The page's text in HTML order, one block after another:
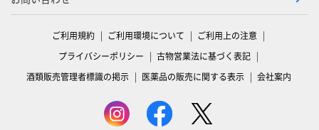
ご利用規約 ご利用環境について
ご利用上の注意
プライバシーポリシー
古物営業法に基づく表記
酒類販売管理者標識の掲示
医薬品の販売に関する表示 会社案内